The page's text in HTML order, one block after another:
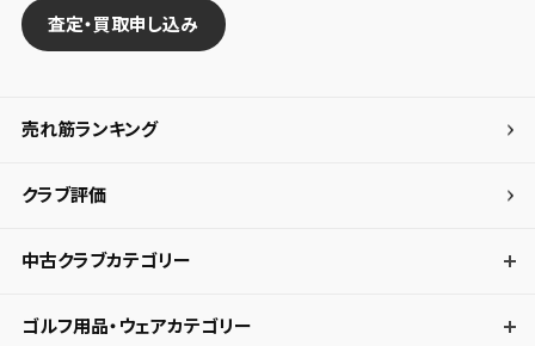
査定・買取申し込み
売れ筋ランキング
クラブ評価
中古クラブカテゴリー
ゴルフ用品・ウェアカテゴリー